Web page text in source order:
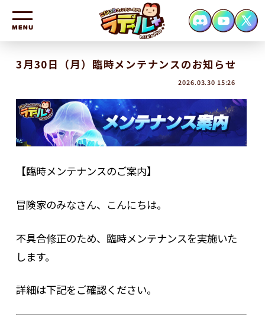
HOME
CHARACTER
SYSTEM
CONTACT
3月30日（月）臨時メンテナンスのお知らせ
2026.03.30 15:26
【臨時メンテナンスのご案内】
冒険家のみなさん、こんにちは。
不具合修正のため、臨時メンテナンスを実施いた
します。
詳細は下記をご確認ください。